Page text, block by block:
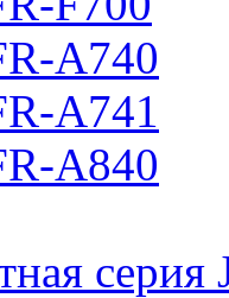
А740
А741
А840
серия